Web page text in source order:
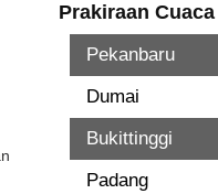
Prakiraan Cuaca
Pekanbaru
Dumai
Bukittinggi
Padang